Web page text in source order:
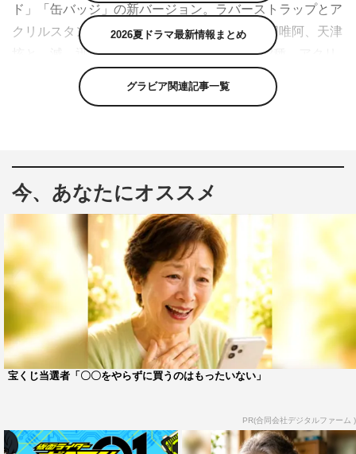
ド」「缶バッジ」の新バージョン。ラバーストラップとア
クリルスタンドは飛電或人、イズ、不破諫、刃唯阿、天津
垓と、滅、迅、雷、亡、暗殺ちゃんのセット2種。アクリ
ルスタンドはアニメのシーンを再現したものや、劇中には
登場しないシチュエーションもデザインされている。
配信情報
『仮面ライダーゼロワン ショートアニメ EVERYONE’S
DAILY LIFE』
公式サイト： http://tokusatsu-fc.jp/
商品概要
仮面ライダーゼロワン ショートアニメEVERYONE’S
ラバーストラップ Ver.2
2026夏ドラマ最新情報まとめ
グラビア関連記事一覧
今、あなたにオススメ
宝くじ当選者「〇〇をやらずに買うのはもったいない」
PR(合同会社デジタルファーム )